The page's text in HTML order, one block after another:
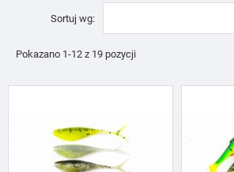
Sortuj wg:
Pokazano 1-12 z 19 pozycji